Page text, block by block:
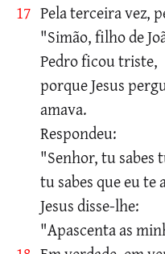
17 Pela terceira vez,
"Simão, filho de
Pedro ficou triste,
porque Jesus
amava.
Respondeu:
"Senhor, tu sabes
tu sabes que eu te
Jesus disse-lhe:
"Apascenta as